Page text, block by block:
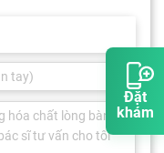
Đặt
khám